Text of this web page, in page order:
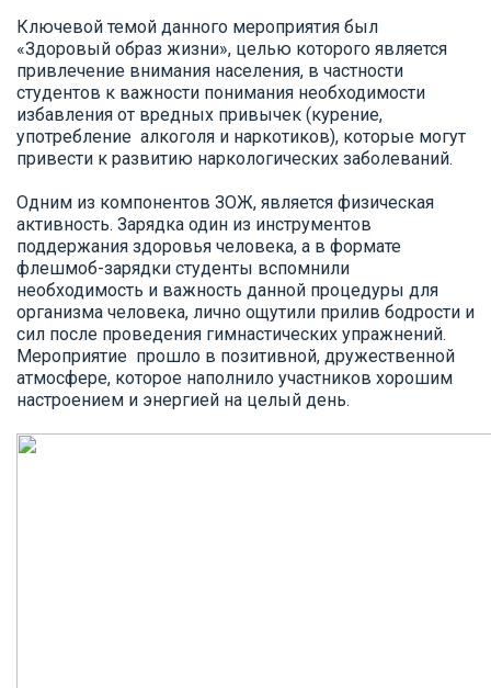
Ключевой темой данного мероприятия был
«Здоровый образ жизни», целью которого является
привлечение внимания населения, в частности
студентов к важности понимания необходимости
избавления от вредных привычек (курение,
употребление алкоголя и наркотиков), которые могут
привести к развитию наркологических заболеваний.
Одним из компонентов ЗОЖ, является физическая
активность. Зарядка один из инструментов
поддержания здоровья человека, а в формате
флешмоб-зарядки студенты вспомнили
необходимость и важность данной процедуры для
организма человека, лично ощутили прилив бодрости и
сил после проведения гимнастических упражнений.
Мероприятие прошло в позитивной, дружественной
атмосфере, которое наполнило участников хорошим
настроением и энергией на целый день.